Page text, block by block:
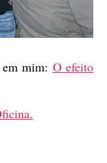
mim: O efeito